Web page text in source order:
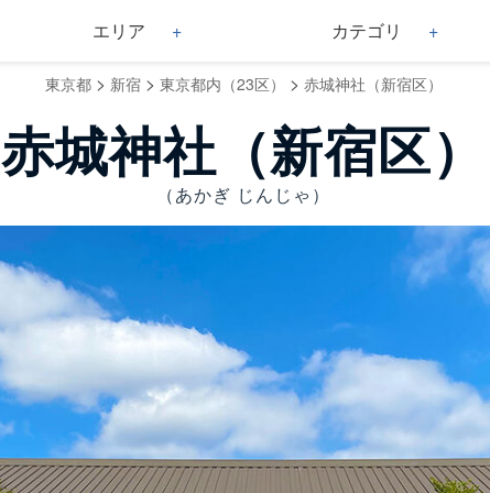
エリア カテゴリ
東京都> 新宿> 東京都内（23区） > 赤城神社（新宿区）
赤城神社（新宿区）
（あかぎ じんじゃ）